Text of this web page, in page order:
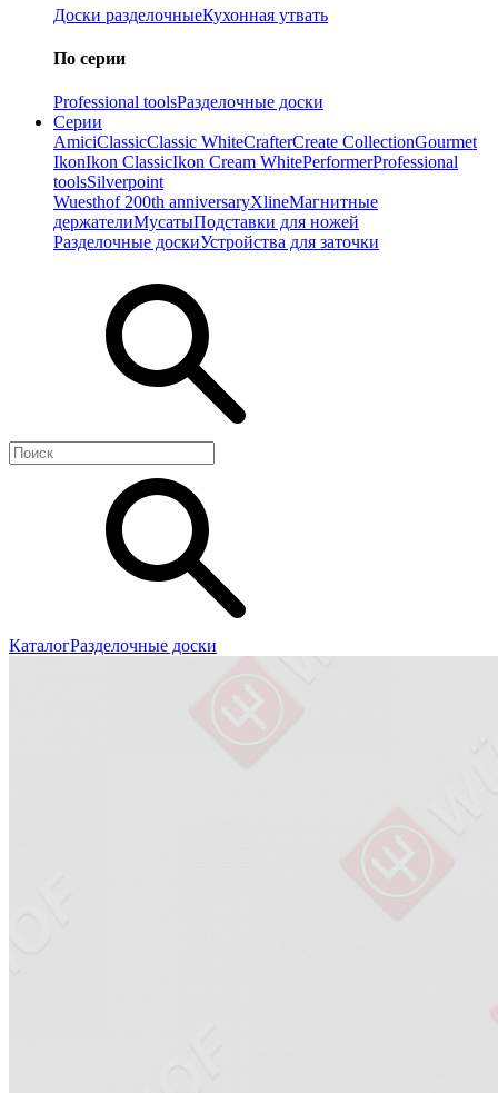
Доски разделочныеКухонная утвать
По серии
Professional toolsРазделочные доски
Серии
AmiciClassicClassic WhiteCrafterCreate CollectionGourmet
IkonIkon ClassiсIkon Cream WhitePerformerProfessional
toolsSilverpoint
Wuesthof 200th anniversaryXlineМагнитные
держателиМусатыПодставки для ножей
Разделочные доскиУстройства для заточки
КаталогРазделочные доски